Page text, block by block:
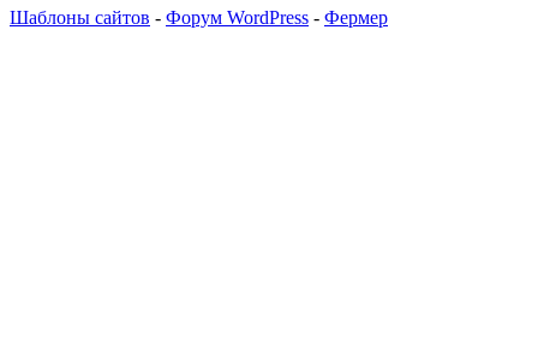
Шаблоны сайтов - Форум WordPress - Фермер